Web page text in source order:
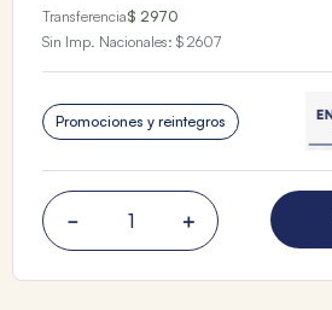
Transferencia$ 2970
Sin Imp. Nacionales: $ 2607
Promociones y reintegros
＋
－